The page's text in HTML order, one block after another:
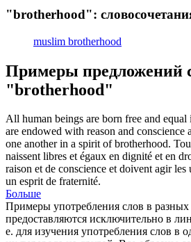
"brotherhood":
muslim brotherhood
Примеры предложений
"brotherhood"
All human beings are born free and
are endowed with reason and conscience
one another in a spirit ofbrotherhood.
naissent libres et égaux en dignité et en
raison et de conscience et doivent agir les
un esprit de fraternité.
Больше
Примеры употребления слов в разных
предоставляются исключительно в
е. для изучения употребления слов в